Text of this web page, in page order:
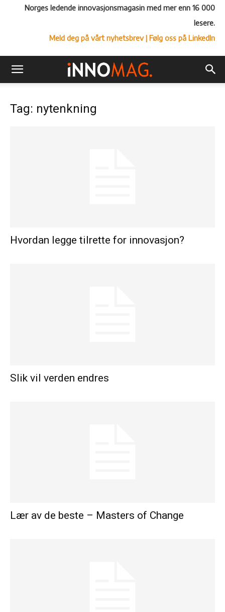
Norges ledende innovasjonsmagasin med mer enn 16 000
lesere.
Meld deg på vårt nyhetsbrev| Følg oss på LinkedIn
Tag: nytenkning
Hvordan legge tilrette for innovasjon?
Slik vil verden endres
Lær av de beste – Masters of Change